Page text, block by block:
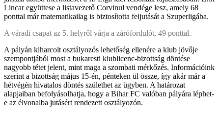
Lincar együttese a listavezető Corvinul vendége lesz, amely 68
ponttal már matematikailag is biztosította feljutását a Szuperligába.
A váradi csapat az 5. helyről várja a zárófordulót, 49 ponttal.
A pályán kiharcolt osztályozós lehetőség ellenére a klub jövője
szempontjából most a bukaresti klublicenc-bizottság döntése
nagyobb tétet jelent, mint maga a szombati mérkőzés. Információink
szerint a bizottság május 15-én, pénteken ül össze, így akár már a
hétvégén hivatalos döntés születhet az ügyben. A határozat
alapjaiban befolyásolhatja, hogy a Bihar FC valóban pályára léphet-
e az élvonalba jutásért rendezett osztályozón.